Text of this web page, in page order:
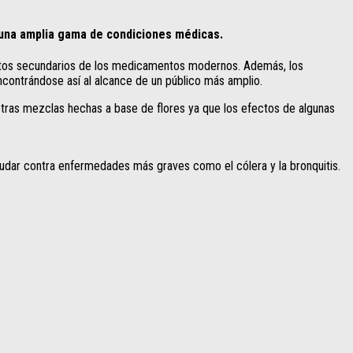
amplia gama de condiciones médicas.
secundarios de los medicamentos modernos. Además, los
así al alcance de un público más amplio.
mezclas hechas a base de flores ya que los efectos de algunas
contra enfermedades más graves como el cólera y la bronquitis.